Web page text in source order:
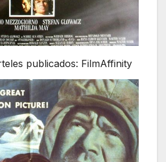
publicados: FilmAffinity